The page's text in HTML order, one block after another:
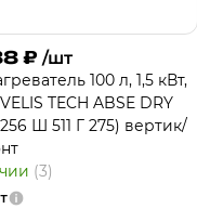
₽ /шт
100 л, 1,5 кВт,
TECH ABSE DRY
Ш 511 Г 275) вертик/
(3)